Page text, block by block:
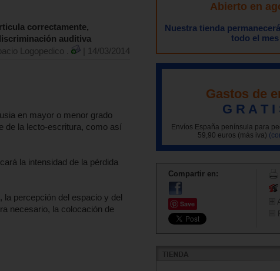
correctamente,
auditiva
Logopedico .
| 14/03/2014
en mayor o menor grado
de la lecto-escritura, como así
la intensidad de la pérdida
la percepción del espacio y del
necesario, la colocación de
Abierto en
Nuestra tienda
todo el mes
Gastos de
G R A T I
Envíos España península para
59,90 euros (más iva)
Compartir en:
Save